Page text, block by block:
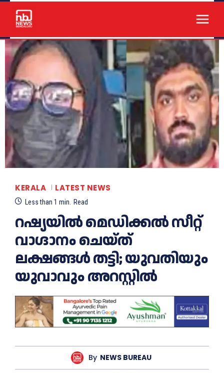
KERALA LATEST NEWS
Less than 1 min. Read
റഷ്യയില്‍ മെഡിക്കല്‍ സീറ്റ്
വാഗ്ദാനം ചെയ്ത്
ലക്ഷങ്ങള്‍ തട്ടി; യുവതിയും
യുവാവും അറസ്റ്റില്‍
By NEWS BUREAU